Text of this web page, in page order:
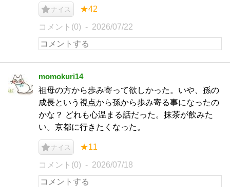
ナイス ★42
コメント(0) 2026/07/22
momokuri14
祖母の方から歩み寄って欲しかった。いや、孫の
成長という視点から孫から歩み寄る事になったの
かな？ どれも心温まる話だった。抹茶が飲みた
い。京都に行きたくなった。
ナイス ★11
コメント(0) 2026/07/18